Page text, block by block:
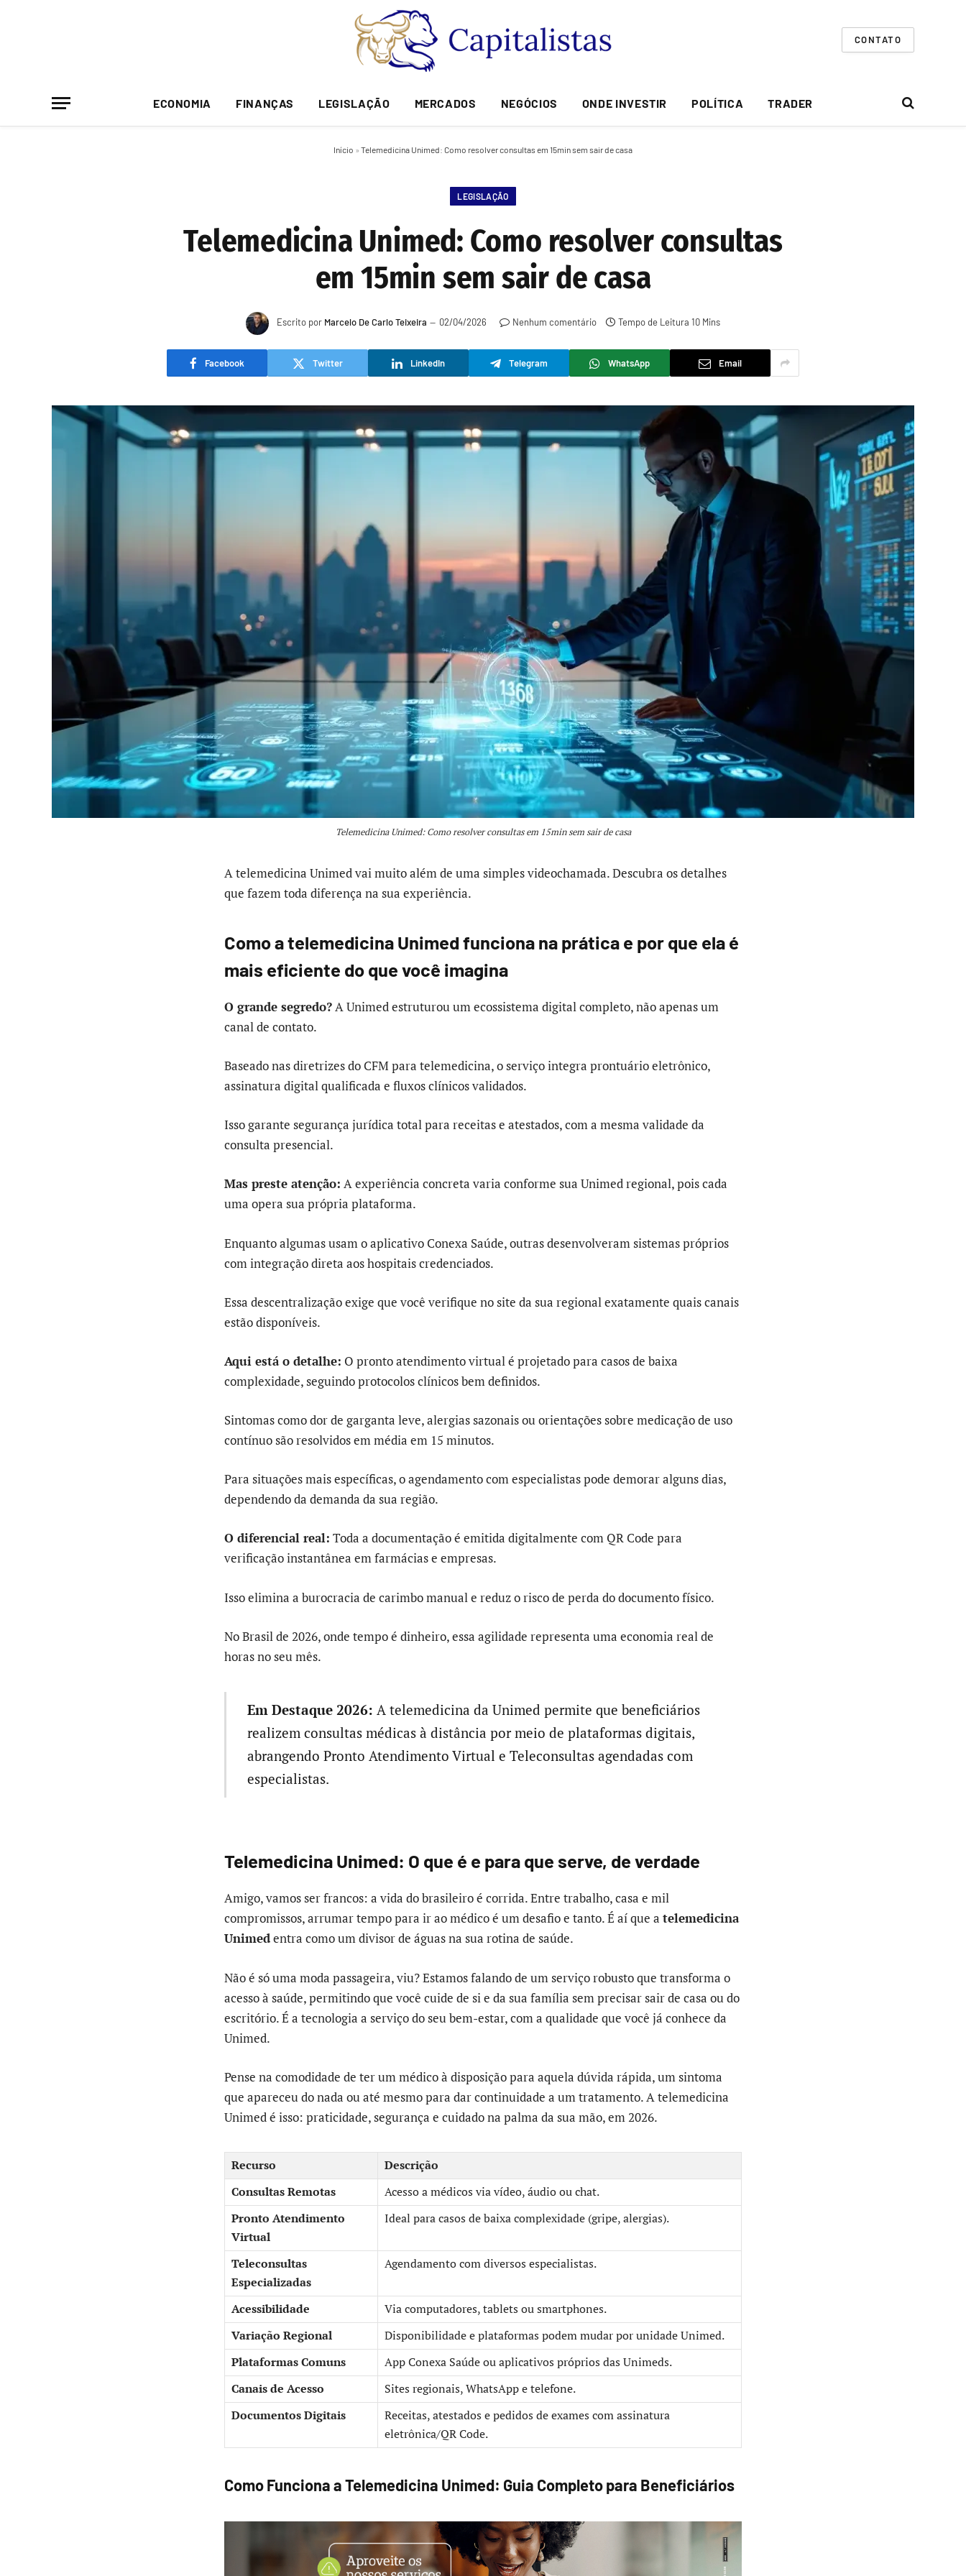
CONTATO
ECONOMIA FINANÇAS LEGISLAÇÃO MERCADOS NEGÓCIOS ONDE INVESTIR POLÍTICA TRADER
Início » Telemedicina Unimed: Como resolver consultas em 15min sem sair de casa
LEGISLAÇÃO
Telemedicina Unimed: Como resolver consultas
em 15min sem sair de casa
Escrito por Marcelo De Carlo Teixeira 02/04/2026 Nenhum comentário Tempo de Leitura 10 Mins
Facebook Twitter LinkedIn Telegram WhatsApp Email
Telemedicina Unimed: Como resolver consultas em 15min sem sair de casa
A telemedicina Unimed vai muito além de uma simples videochamada. Descubra os detalhes
que fazem toda diferença na sua experiência.
Como a telemedicina Unimed funciona na prática e por que ela é
mais eficiente do que você imagina
O grande segredo?A Unimed estruturou um ecossistema digital completo, não apenas um
canal de contato.
Baseado nas diretrizes do CFM para telemedicina, o serviço integra prontuário eletrônico,
assinatura digital qualificada e fluxos clínicos validados.
Isso garante segurança jurídica total para receitas e atestados, com a mesma validade da
consulta presencial.
Mas preste atenção: A experiência concreta varia conforme sua Unimed regional, pois cada
uma opera sua própria plataforma.
Enquanto algumas usam o aplicativo Conexa Saúde, outras desenvolveram sistemas próprios
com integração direta aos hospitais credenciados.
Essa descentralização exige que você verifique no site da sua regional exatamente quais canais
estão disponíveis.
Aqui está o detalhe: O pronto atendimento virtual é projetado para casos de baixa
complexidade, seguindo protocolos clínicos bem definidos.
Sintomas como dor de garganta leve, alergias sazonais ou orientações sobre medicação de uso
contínuo são resolvidos em média em 15 minutos.
Para situações mais específicas, o agendamento com especialistas pode demorar alguns dias,
dependendo da demanda da sua região.
O diferencial real: Toda a documentação é emitida digitalmente com QR Code para
verificação instantânea em farmácias e empresas.
Isso elimina a burocracia de carimbo manual e reduz o risco de perda do documento físico.
No Brasil de 2026, onde tempo é dinheiro, essa agilidade representa uma economia real de
horas no seu mês.
Em Destaque 2026: A telemedicina da Unimed permite que beneficiários
realizem consultas médicas à distância por meio de plataformas digitais,
abrangendo Pronto Atendimento Virtual e Teleconsultas agendadas com
especialistas.
Telemedicina Unimed: O que é e para que serve, de verdade
Amigo, vamos ser francos: a vida do brasileiro é corrida. Entre trabalho, casa e mil
compromissos, arrumar tempo para ir ao médico é um desafio e tanto. É aí que a telemedicina
Unimedentra como um divisor de águas na sua rotina de saúde.
Não é só uma moda passageira, viu? Estamos falando de um serviço robusto que transforma o
acesso à saúde, permitindo que você cuide de si e da sua família sem precisar sair de casa ou do
escritório. É a tecnologia a serviço do seu bem-estar, com a qualidade que você já conhece da
Unimed.
Pense na comodidade de ter um médico à disposição para aquela dúvida rápida, um sintoma
que apareceu do nada ou até mesmo para dar continuidade a um tratamento. A telemedicina
Unimed é isso: praticidade, segurança e cuidado na palma da sua mão, em 2026.
Recurso
Descrição
Consultas Remotas
Acesso a médicos via vídeo, áudio ou chat.
Pronto Atendimento
Virtual
Ideal para casos de baixa complexidade (gripe, alergias).
Teleconsultas
Especializadas
Agendamento com diversos especialistas.
Acessibilidade
Via computadores, tablets ou smartphones.
Variação Regional
Disponibilidade e plataformas podem mudar por unidade Unimed.
Plataformas Comuns
App Conexa Saúde ou aplicativos próprios das Unimeds.
Canais de Acesso
Sites regionais, WhatsApp e telefone.
Documentos Digitais
Receitas, atestados e pedidos de exames com assinatura
eletrônica/QR Code.
Como Funciona a Telemedicina Unimed: Guia Completo para Beneficiários